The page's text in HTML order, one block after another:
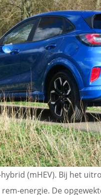
(mHEV). Bij het
energie. De